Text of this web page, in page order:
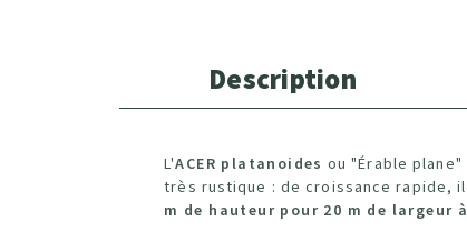
Description
L'ACER platanoides ou "Érable plane"
très rustique : de croissance rapide,
m de hauteur pour 20 m de largeur